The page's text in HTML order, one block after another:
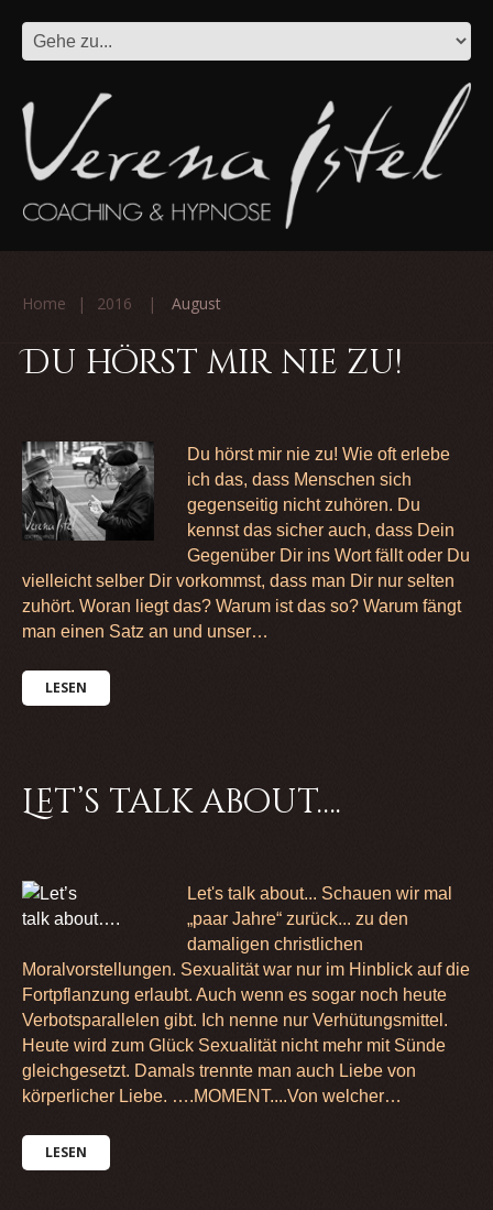
Home 2016 August
Du hörst mir nie zu!
Du hörst mir nie zu! Wie oft erlebe
ich das, dass Menschen sich
gegenseitig nicht zuhören. Du
kennst das sicher auch, dass Dein
Gegenüber Dir ins Wort fällt oder Du
vielleicht selber Dir vorkommst, dass man Dir nur selten
zuhört. Woran liegt das? Warum ist das so? Warum fängt
man einen Satz an und unser…
LESEN
Let’s talk about….
Let's talk about... Schauen wir mal
„paar Jahre“ zurück... zu den
damaligen christlichen
Moralvorstellungen. Sexualität war nur im Hinblick auf die
Fortpflanzung erlaubt. Auch wenn es sogar noch heute
Verbotsparallelen gibt. Ich nenne nur Verhütungsmittel.
Heute wird zum Glück Sexualität nicht mehr mit Sünde
gleichgesetzt. Damals trennte man auch Liebe von
körperlicher Liebe. ….MOMENT....Von welcher…
LESEN